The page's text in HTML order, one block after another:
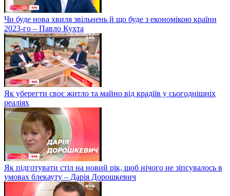
Чи буде нова хвиля звільнень й що буде з економікою країни
2023-го – Павло Кухта
Як уберегти своє житло та майно від крадіїв у сьогоднішніх
реаліях
Як підготувати стіл на новий рік, щоб нічого не зіпсувалось в
умовах блекауту – Дарія Дорошкевич